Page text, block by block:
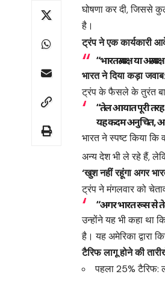
घोषणा कर दी, जिससे
है।
ट्रंप ने एक कार्यकारी
“भारत प्रत्यक्ष या
भारत ने दिया कड़ा
ट्रंप के फैसले के तुरंत
“तेल आयात पूरी
यह कदम अनुचित,
भारत ने स्पष्ट किया
अन्य देश भी ले रहे हैं,
‘खुश नहीं रहूंगा अगर
ट्रंप ने मंगलवार को
“अगर भारत रूस से
उन्होंने यह भी कहा था
है। यह अमेरिका द्वारा
टैरिफ लागू होने की
पहला 25%